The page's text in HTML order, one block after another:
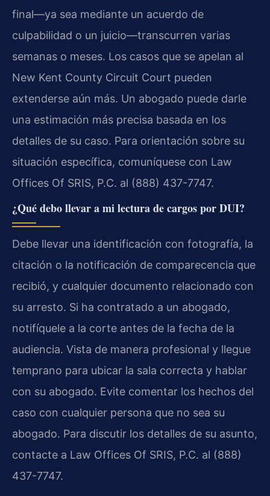
final—ya sea mediante un acuerdo de
culpabilidad o un juicio—transcurren varias
semanas o meses. Los casos que se apelan al
New Kent County Circuit Court pueden
extenderse aún más. Un abogado puede darle
una estimación más precisa basada en los
detalles de su caso. Para orientación sobre su
situación específica, comuníquese con Law
Offices Of SRIS, P.C. al (888) 437-7747.
¿Qué debo llevar a mi lectura de cargos por DUI?
Debe llevar una identificación con fotografía, la
citación o la notificación de comparecencia que
recibió, y cualquier documento relacionado con
su arresto. Si ha contratado a un abogado,
notifíquele a la corte antes de la fecha de la
audiencia. Vista de manera profesional y llegue
temprano para ubicar la sala correcta y hablar
con su abogado. Evite comentar los hechos del
caso con cualquier persona que no sea su
abogado. Para discutir los detalles de su asunto,
contacte a Law Offices Of SRIS, P.C. al (888)
437-7747.